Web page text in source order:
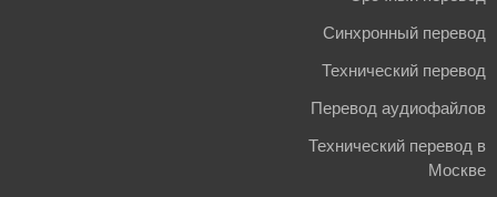
Синхронный перевод
Технический перевод
Перевод аудиофайлов
Технический перевод в
Москве